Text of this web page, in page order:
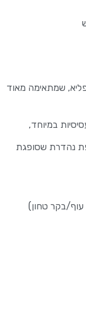
שמתאימה מאוד
במיוחד,
נהדרת שסופגת
בקר טחון)